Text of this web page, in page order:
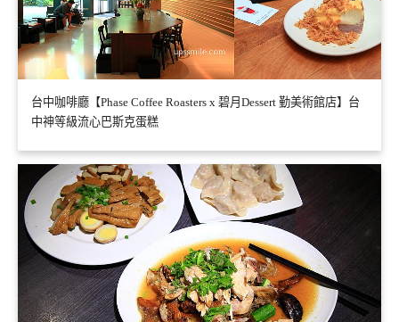
台中咖啡廳【Phase Coffee Roasters x 碧月Dessert 勤美術館店】台
中神等級流心巴斯克蛋糕